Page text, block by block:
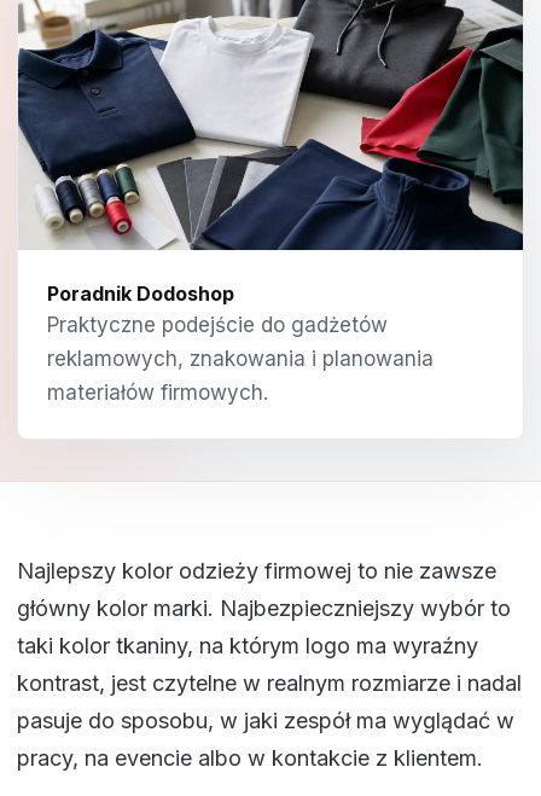
Poradnik Dodoshop
Praktyczne podejście do gadżetów
reklamowych, znakowania i planowania
materiałów firmowych.
Najlepszy kolor odzieży firmowej to nie zawsze
główny kolor marki. Najbezpieczniejszy wybór to
taki kolor tkaniny, na którym logo ma wyraźny
kontrast, jest czytelne w realnym rozmiarze i nadal
pasuje do sposobu, w jaki zespół ma wyglądać w
pracy, na evencie albo w kontakcie z klientem.